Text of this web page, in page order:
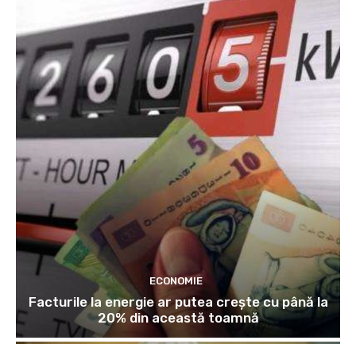
ECONOMIE
Facturile la energie ar putea crește cu până la
20% din această toamnă